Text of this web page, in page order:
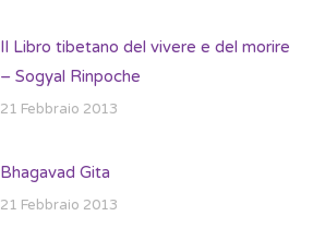
Il Libro tibetano del vivere e del morire
– Sogyal Rinpoche
21 Febbraio 2013
Bhagavad Gita
21 Febbraio 2013